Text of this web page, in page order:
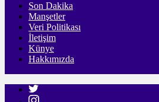
Son Dakika
Manşetler
Veri Politikası
İletişim
Künye
Hakkımızda